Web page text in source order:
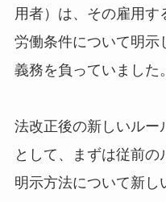
用者）は、その雇用
労働条件について明示
義務を負っていました。
法改正後の新しいルー
として、まずは従前の
明示方法について新し